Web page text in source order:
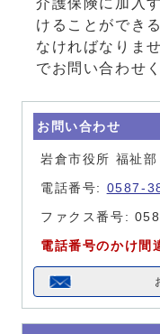
けることができ
なければなりま
でお問い合わせ
お問い合わせ
岩倉市役所 福祉
電話番号: 0587-
ファクス番号:
電話番号のかけ間